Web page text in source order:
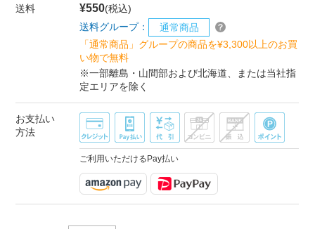
送料 ¥550(税込)
送料グループ：
通常商品
「通常商品」グループの商品を¥3,300以上のお買
い物で無料
※一部離島・山間部および北海道、または当社指
定エリアを除く
お支払い
方法
ご利用いただけるPay払い